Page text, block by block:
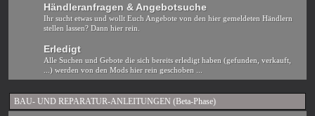
Händleranfragen & Angebotsuche
Ihr sucht etwas und wollt Euch Angebote von den hier gemeldeten Händlern
stellen lassen? Dann hier rein.
Erledigt
Alle Suchen und Gebote die sich bereits erledigt haben (gefunden, verkauft,
...) werden von den Mods hier rein geschoben ...
BAU- UND REPARATUR-ANLEITUNGEN (Beta-Phase)